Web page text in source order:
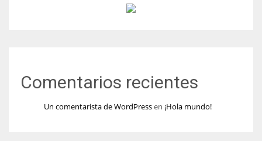
Comentarios recientes
Un comentarista de WordPressen ¡Hola mundo!